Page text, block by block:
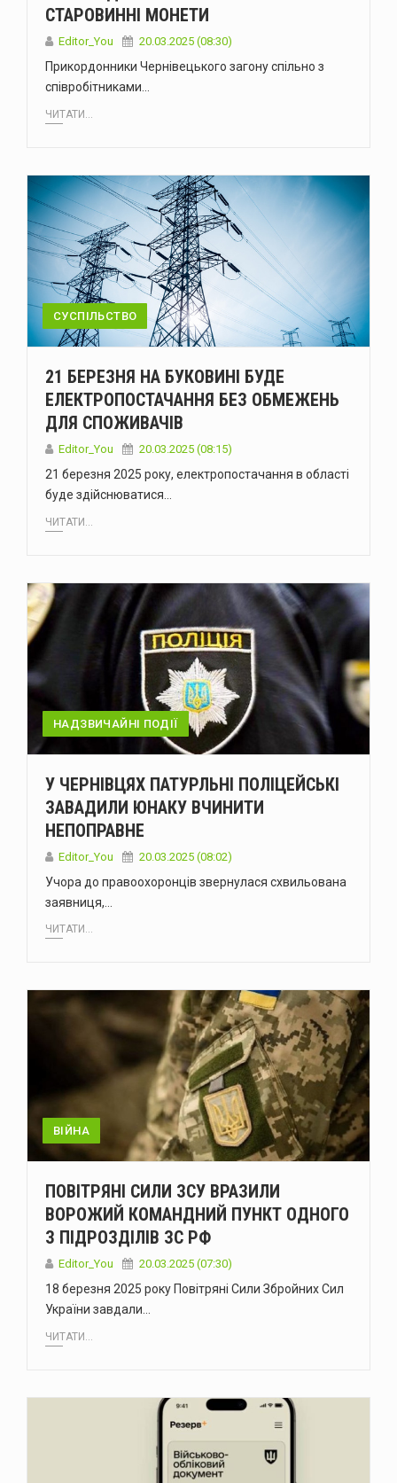
СТАРОВИННІ МОНЕТИ
Editor_You 20.03.2025 (08:30)
Прикордонники Чернівецького загону спільно з
співробітниками…
ЧИТАТИ...
СУСПІЛЬСТВО
21 БЕРЕЗНЯ НА БУКОВИНІ БУДЕ
ЕЛЕКТРОПОСТАЧАННЯ БЕЗ ОБМЕЖЕНЬ
ДЛЯ СПОЖИВАЧІВ
Editor_You 20.03.2025 (08:15)
21 березня 2025 року, електропостачання в області
буде здійснюватися…
ЧИТАТИ...
НАДЗВИЧАЙНІ ПОДІЇ
У ЧЕРНІВЦЯХ ПАТУРЛЬНІ ПОЛІЦЕЙСЬКІ
ЗАВАДИЛИ ЮНАКУ ВЧИНИТИ
НЕПОПРАВНЕ
Editor_You 20.03.2025 (08:02)
Учора до правоохоронців звернулася схвильована
заявниця,…
ЧИТАТИ...
ВІЙНА
ПОВІТРЯНІ СИЛИ ЗСУ ВРАЗИЛИ
ВОРОЖИЙ КОМАНДНИЙ ПУНКТ ОДНОГО
З ПІДРОЗДІЛІВ ЗС РФ
Editor_You 20.03.2025 (07:30)
18 березня 2025 року Повітряні Сили Збройних Сил
України завдали…
ЧИТАТИ...